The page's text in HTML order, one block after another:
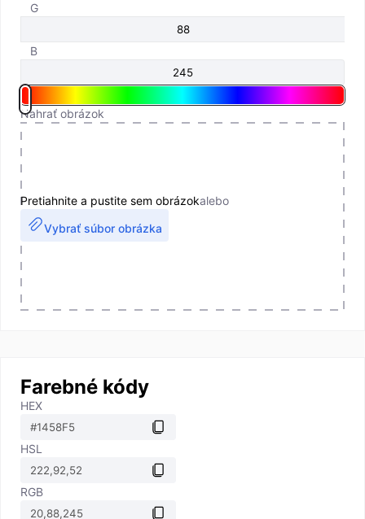
G
B
Nahrať obrázok
Pretiahnite a pustite sem obrázokalebo
Vybrať súbor obrázka
Farebné kódy
HEX
HSL
RGB